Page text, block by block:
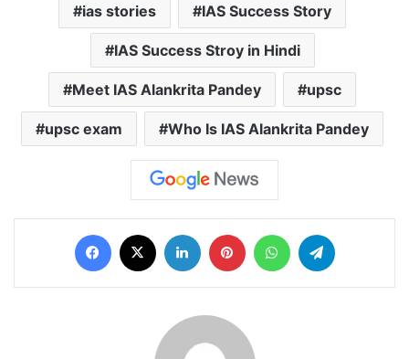
ias stories IAS Success Story
IAS Success Stroy in Hindi
Meet IAS Alankrita Pandey upsc
upsc exam Who Is IAS Alankrita Pandey
Facebook LinkedIn PinterestWhatsApp